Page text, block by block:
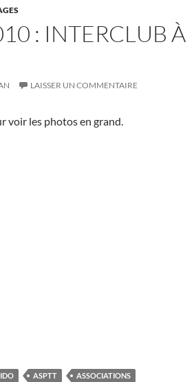
: INTERCLUB À
LAISSER UN COMMENTAIRE
voir les photos en grand.
ASPTT ASSOCIATIONS